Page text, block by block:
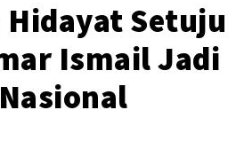
Hidayat Setuju
Ismail Jadi